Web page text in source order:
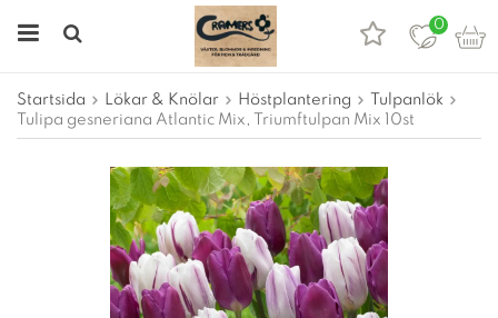
0
Startsida Lökar & Knölar Höstplantering
Tulpanlök
Tulipa gesneriana Atlantic Mix, Triumftulpan Mix 10st